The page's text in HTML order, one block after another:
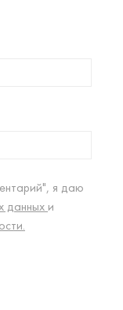
я даю
данных и